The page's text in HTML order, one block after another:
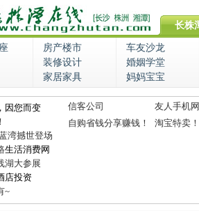
长株
房产楼市 车友沙龙
装修设计 婚姻学堂
家居家具 妈妈宝宝
，因您而变
湾撼世登场
生活消费网
湖大参展
店投资
~
信客公司 友人手机网
自购省钱分享赚钱！
淘宝特卖